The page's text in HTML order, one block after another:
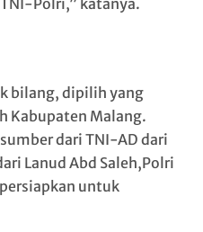
bilang, dipilih yang
Kabupaten Malang.
dari TNI-AD dari
Lanud Abd Saleh,Polri
untuk